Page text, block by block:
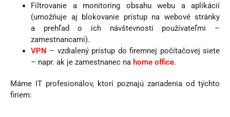
Filtrovanie a monitoring obsahu webu a aplikácií
(umožňuje aj blokovanie prístup na webové stránky
a prehľad o ich návštevnosti používateľmi –
zamestnancami).
VPN – vzdialený prístup do firemnej počítačovej siete
– napr. ak je zamestnanec na home office.
Máme IT profesionálov, ktorí poznajú zariadenia od týchto
firiem: